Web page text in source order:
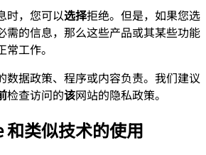
时，您可以选择拒绝。但是，如果您选
需的信息，那么这些产品或其某些功能
工作。
数据政策、程序或内容负责。我们建议
检查访问的该网站的隐私政策。
和类似技术的使用